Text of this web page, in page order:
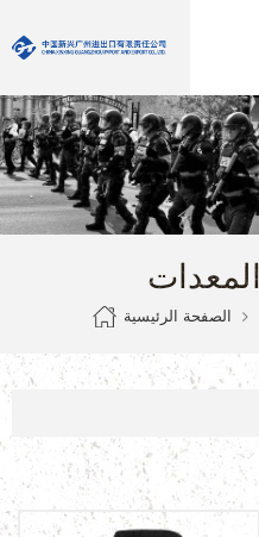
الصفحة الرئيسية